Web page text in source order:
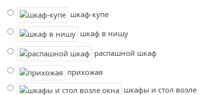
шкаф-купе
шкаф в нишу
распашной шкаф
прихожая
шкафы и стол возле